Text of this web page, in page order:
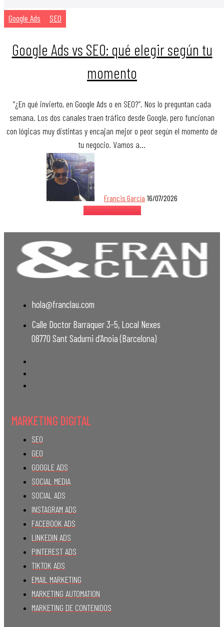
Google Ads SEO
Google Ads vs SEO: qué elegir según tu
momento
“¿En qué invierto, en Google Ads o en SEO?”. Nos lo preguntan cada
semana. Los dos canales traen tráfico desde Google, pero funcionan
con lógicas muy distintas y encajan mejor o peor según el momento de
tu negocio. Vamos a…
Francis García 16/07/2026
Quiero saber más
hola@franclau.com
Calle Doctor Barraquer 3-5, Local Nexes
08770 Sant Sadurni d’Anoia (Barcelona)
MARKETING DIGITAL
SEO
GEO
GOOGLE ADS
SOCIAL MEDIA
SOCIAL ADS
INSTAGRAM ADS
FACEBOOK ADS
LINKEDIN ADS
PINTEREST ADS
TIKTOK ADS
EMAIL MARKETING
MARKETING AUTOMATION
MARKETING DE CONTENIDOS